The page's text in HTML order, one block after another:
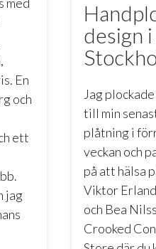
En
och
ett
jag
design i
Jag
till min
plåtning i
veckan och
på att hälsa
Viktor
och Bea
Crooked